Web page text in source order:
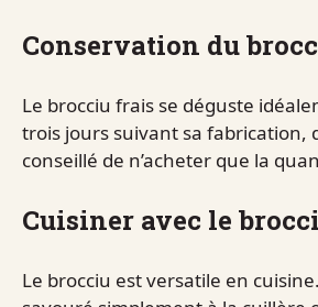
Conservation du
Le brocciu frais se déguste
trois jours suivant sa fabrication,
conseillé de n’acheter que la
Cuisiner avec le
Le brocciu est versatile en